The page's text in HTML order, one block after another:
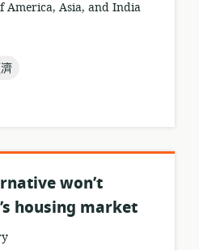
America, Asia, and India
won’t
housing market